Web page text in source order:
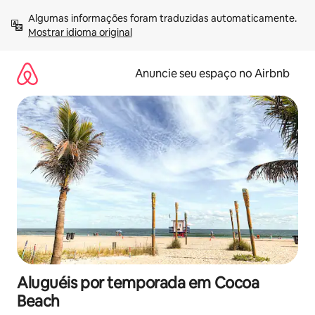
para
Mostrar idioma original
Anuncie seu espaço no Airbnb
Aluguéis por temporada em Cocoa
Beach